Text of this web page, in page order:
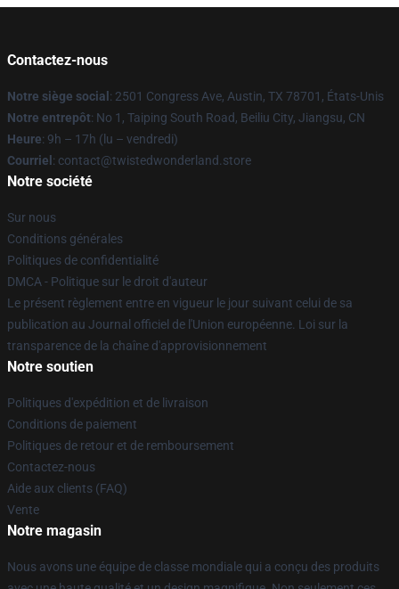
Contactez-nous
Notre siège social : 2501 Congress Ave, Austin, TX 78701, États-Unis
Notre entrepôt: No 1, Taiping South Road, Beiliu City, Jiangsu, CN
Heure: 9h – 17h (lu – vendredi)
Courriel : contact@twistedwonderland.store
Notre société
Sur nous
Conditions générales
Politiques de confidentialité
DMCA - Politique sur le droit d'auteur
Le présent règlement entre en vigueur le jour suivant celui de sa
publication au Journal officiel de l'Union européenne. Loi sur la
transparence de la chaîne d'approvisionnement
Notre soutien
Politiques d'expédition et de livraison
Conditions de paiement
Politiques de retour et de remboursement
Contactez-nous
Aide aux clients (FAQ)
Vente
Notre magasin
Nous avons une équipe de classe mondiale qui a conçu des produits